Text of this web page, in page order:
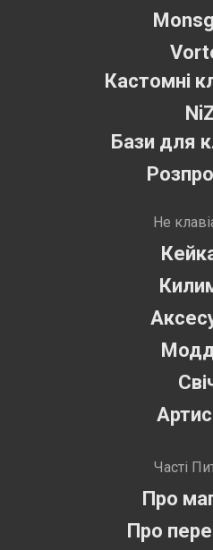
Не
Кастомні
Про
Про
Часті
Бази для